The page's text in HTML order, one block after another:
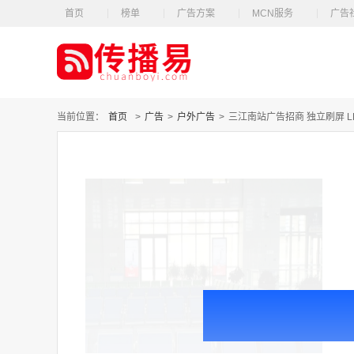
首页 榜单 广告方案 MCN服务 广告
当前位置： 首页 > 广告 > 户外广告 > 三江南站广告招商 独立刷屏